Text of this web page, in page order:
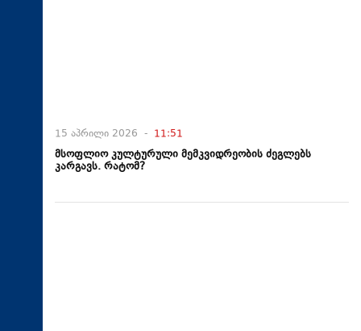
15 აპრილი 2026 - 11:51
მსოფლიო კულტურული მემკვიდრეობის ძეგლებს
კარგავს. რატომ?